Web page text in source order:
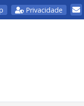
Privacidade